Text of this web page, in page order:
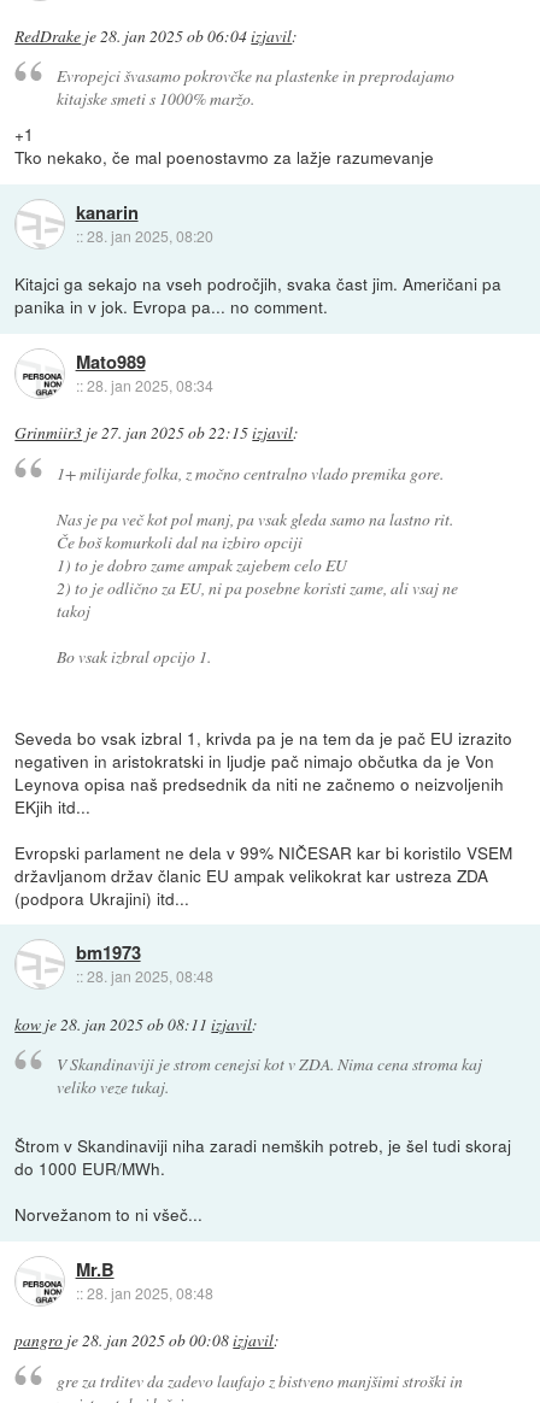
RedDrake je28. jan 2025 ob 06:04izjavil:
Evropejci švasamo pokrovčke na plastenke in preprodajamo
kitajske smeti s 1000% maržo.
+1
Tko nekako, če mal poenostavmo za lažje razumevanje
kanarin
::28. jan 2025, 08:20
Kitajci ga sekajo na vseh področjih, svaka čast jim. Američani pa
panika in v jok. Evropa pa... no comment.
Mato989
::28. jan 2025, 08:34
Grinmiir3 je27. jan 2025 ob 22:15izjavil:
1+ milijarde folka, z močno centralno vlado premika gore.
Nas je pa več kot pol manj, pa vsak gleda samo na lastno rit.
Če boš komurkoli dal na izbiro opciji
1) to je dobro zame ampak zajebem celo EU
2) to je odlično za EU, ni pa posebne koristi zame, ali vsaj ne
takoj
Bo vsak izbral opcijo 1.
Seveda bo vsak izbral 1, krivda pa je na tem da je pač EU izrazito
negativen in aristokratski in ljudje pač nimajo občutka da je Von
Leynova opisa naš predsednik da niti ne začnemo o neizvoljenih
EKjih itd...
Evropski parlament ne dela v 99% NIČESAR kar bi koristilo VSEM
državljanom držav članic EU ampak velikokrat kar ustreza ZDA
(podpora Ukrajini) itd...
bm1973
::28. jan 2025, 08:48
kow je28. jan 2025 ob 08:11 izjavil:
V Skandinaviji je strom cenejsi kot v ZDA. Nima cena stroma kaj
veliko veze tukaj.
Štrom v Skandinaviji niha zaradi nemških potreb, je šel tudi skoraj
do 1000 EUR/MWh.
Norvežanom to ni všeč...
Mr.B
::28. jan 2025, 08:48
pangro je28. jan 2025 ob 00:08izjavil:
gre za trditev da zadevo laufajo z bistveno manjšimi stroški in